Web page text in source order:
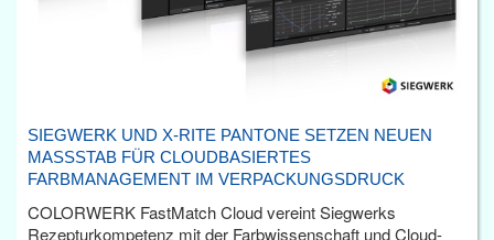
SIEGWERK UND X-RITE PANTONE SETZEN NEUEN
MASSSTAB FÜR CLOUDBASIERTES F
ARBMANAGEMENT IM VERPACKUNGSDRUCK
COLORWERK FastMatch Cloud vereint Siegwerks
Rezepturkompetenz mit der Farbwissenschaft und Cloud-